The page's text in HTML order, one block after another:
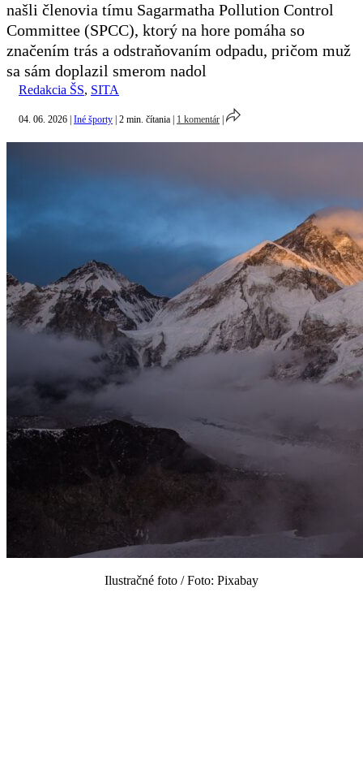
našli členovia tímu Sagarmatha Pollution Control
Committee (SPCC), ktorý na hore pomáha so
značením trás a odstraňovaním odpadu, pričom muž
sa sám doplazil smerom nadol
Redakcia ŠS, SITA
04. 06. 2026 Iné športy 2 min. čítania 1 komentár
Ilustračné foto / Foto: Pixabay